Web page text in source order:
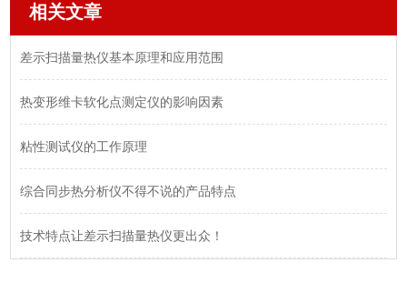
相关文章
差示扫描量热仪基本原理和应用范围
热变形维卡软化点测定仪的影响因素
粘性测试仪的工作原理
综合同步热分析仪不得不说的产品特点
技术特点让差示扫描量热仪更出众！